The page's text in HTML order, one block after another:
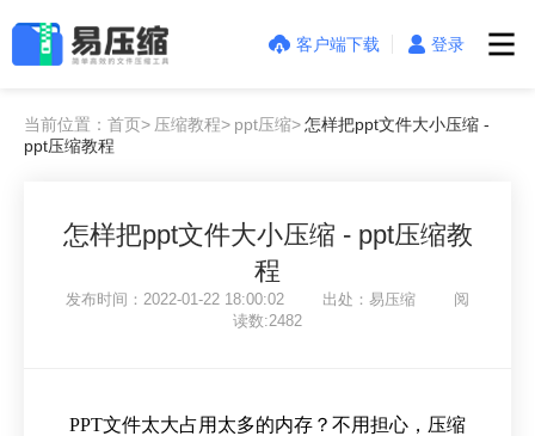
客户端下载 登录
当前位置：首页> 压缩教程> ppt压缩>怎样把ppt文件大小压缩 -
ppt压缩教程
怎样把ppt文件大小压缩 - ppt压缩教
程
发布时间：2022-01-22 18:00:02 出处：易压缩 阅
读数:2482
PPT文件太大占用太多的内存？不用担心，压缩